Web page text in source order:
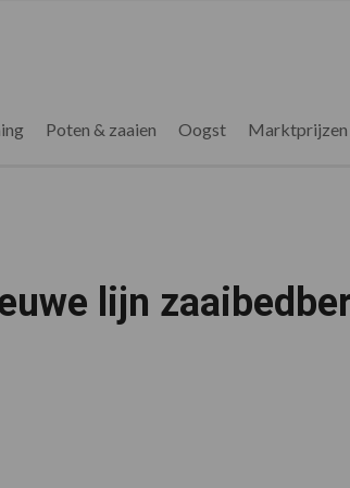
Poten & zaaien Oogst Marktprijzen
lijn